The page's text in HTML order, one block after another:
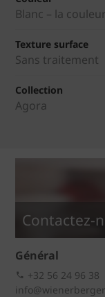
Blanc – la
Texture surface
Sans traitement
Collection
Agora
Contactez-
Général
+32 56 24 96 38